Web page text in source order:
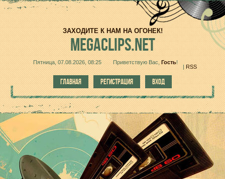
ЗАХОДИТЕ К НАМ НА ОГОНЕК!
MEGACLIPS.NET
Пятница, 07.08.2026, 08:25 Приветствую Вас Гость!
|RSS
ГЛАВНАЯ РЕГИСТРАЦИЯ ВХОД